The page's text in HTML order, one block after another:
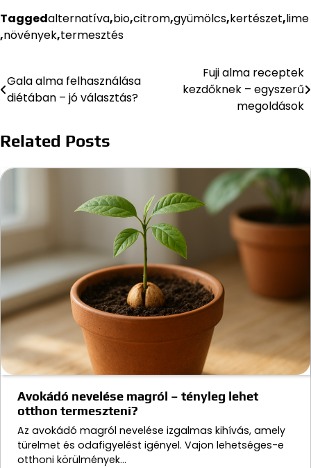
Taggedalternatíva,bio,citrom,gyümölcs,kertészet,lime
,növények,termesztés
Bejegyzés
navigáció
Gala alma felhasználása
diétában – jó választás?
Fuji alma receptek
kezdőknek – egyszerű
megoldások
Related Posts
Avokádó nevelése magról – tényleg lehet
otthon termeszteni?
Az avokádó magról nevelése izgalmas kihívás, amely
türelmet és odafigyelést igényel. Vajon lehetséges-e
otthoni körülmények…